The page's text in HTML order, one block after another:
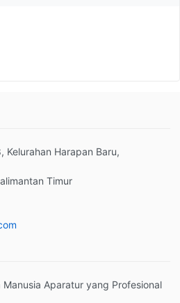
Kelurahan Harapan Baru,
Timur
Aparatur yang Profesional